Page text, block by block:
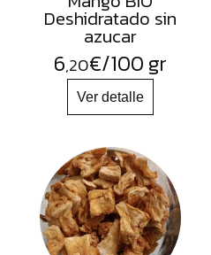
Deshidratado sin
azucar
6,20€/100 gr